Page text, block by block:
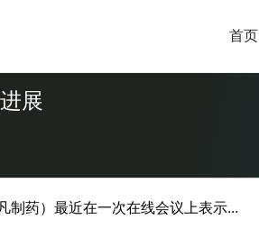
首页
展
药）最近在一次在线会议上表示...